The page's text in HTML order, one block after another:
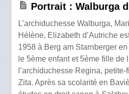
Portrait : Walburga
L’archiduchesse Walburga,
Hélène, Elizabeth d’Autriche
1958 à Berg am Starnberger
le 5ème enfant et 5ème fille de
l’archiduchesse Regina,
Zita. Après sa scolarité en